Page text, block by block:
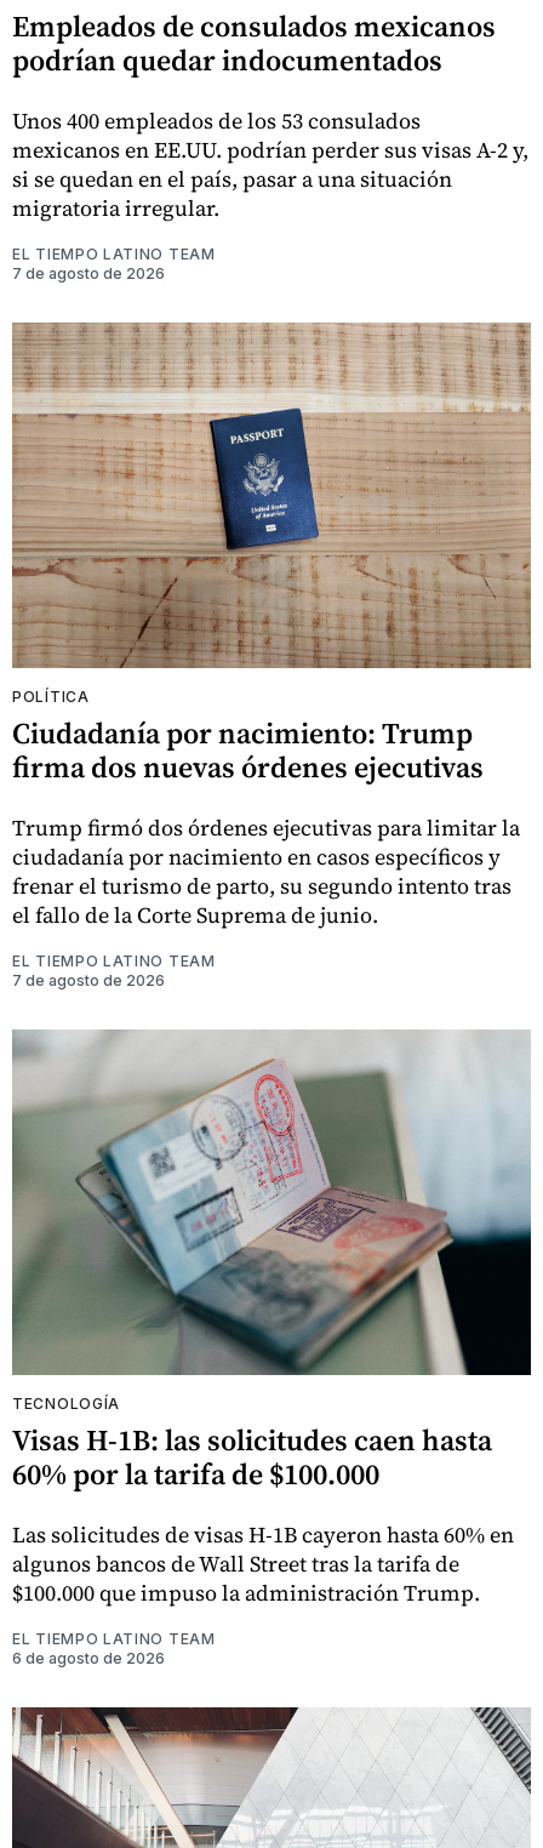
Empleados de consulados mexicanos
podrían quedar indocumentados
Unos 400 empleados de los 53 consulados
mexicanos en EE.UU. podrían perder sus visas A-2 y,
si se quedan en el país, pasar a una situación
migratoria irregular.
EL TIEMPO LATINO TEAM
7 de agosto de 2026
POLÍTICA
Ciudadanía por nacimiento: Trump
firma dos nuevas órdenes ejecutivas
Trump firmó dos órdenes ejecutivas para limitar la
ciudadanía por nacimiento en casos específicos y
frenar el turismo de parto, su segundo intento tras
el fallo de la Corte Suprema de junio.
EL TIEMPO LATINO TEAM
7 de agosto de 2026
TECNOLOGÍA
Visas H-1B: las solicitudes caen hasta
60% por la tarifa de $100.000
Las solicitudes de visas H-1B cayeron hasta 60% en
algunos bancos de Wall Street tras la tarifa de
$100.000 que impuso la administración Trump.
EL TIEMPO LATINO TEAM
6 de agosto de 2026